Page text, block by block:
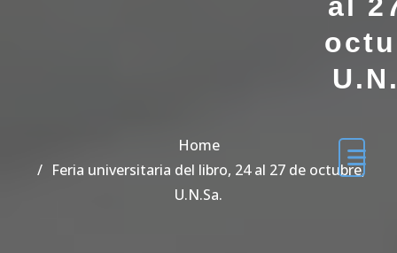
Home
Feria universitaria del libro, 24 al 27 de octubre,
U.N.Sa.